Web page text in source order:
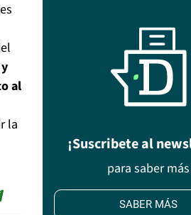
al
la
¡Suscribete al
para saber más
SABER MÁS